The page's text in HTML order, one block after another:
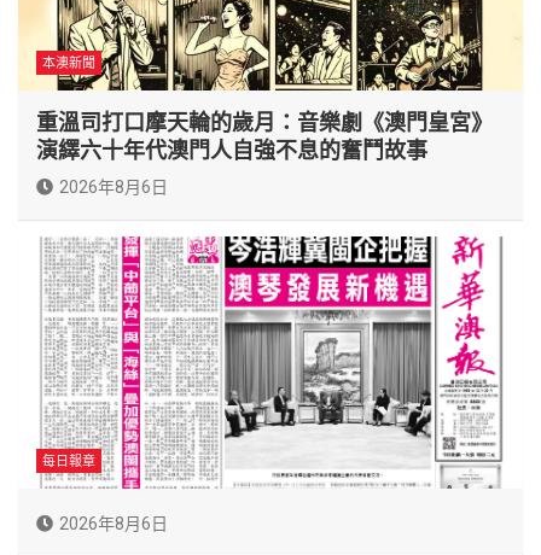
本澳新聞
重溫司打口摩天輪的歲月：音樂劇《澳門皇宮》
演繹六十年代澳門人自強不息的奮鬥故事
2026年8月6日
每日報章
2026年8月6日